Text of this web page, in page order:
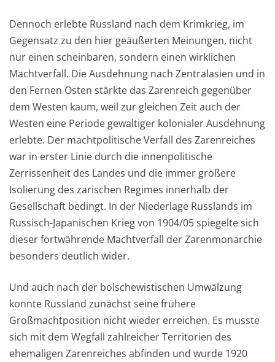
Dennoch erlebte Russland nach dem Krimkrieg, im
Gegensatz zu den hier geäußerten Meinungen, nicht
nur einen scheinbaren, sondern einen wirklichen
Machtverfall. Die Ausdehnung nach Zentralasien und in
den Fernen Osten stärkte das Zarenreich gegenüber
dem Westen kaum, weil zur gleichen Zeit auch der
Westen eine Periode gewaltiger kolonialer Ausdehnung
erlebte. Der machtpolitische Verfall des Zarenreiches
war in erster Linie durch die innenpolitische
Zerrissenheit des Landes und die immer größere
Isolierung des zarischen Regimes innerhalb der
Gesellschaft bedingt. In der Niederlage Russlands im
Russisch-Japanischen Krieg von 1904/05 spiegelte sich
dieser fortwährende Machtverfall der Zarenmonarchie
besonders deutlich wider.
Und auch nach der bolschewistischen Umwälzung
konnte Russland zunächst seine frühere
Großmachtposition nicht wieder erreichen. Es musste
sich mit dem Wegfall zahlreicher Territorien des
ehemaligen Zarenreiches abfinden und wurde 1920